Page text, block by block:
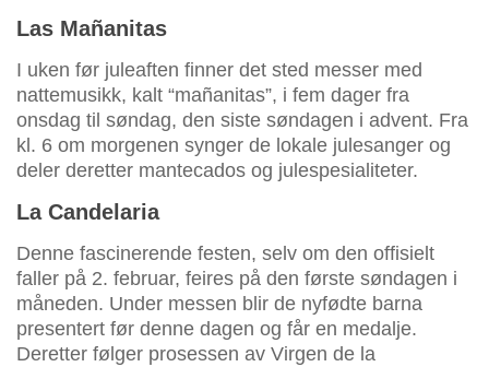
Las Mañanitas
I uken før juleaften finner det sted messer med
nattemusikk, kalt “mañanitas”, i fem dager fra
onsdag til søndag, den siste søndagen i advent. Fra
kl. 6 om morgenen synger de lokale julesanger og
deler deretter mantecados og julespesialiteter.
La Candelaria
Denne fascinerende festen, selv om den offisielt
faller på 2. februar, feires på den første søndagen i
måneden. Under messen blir de nyfødte barna
presentert før denne dagen og får en medalje.
Deretter følger prosessen av Virgen de la